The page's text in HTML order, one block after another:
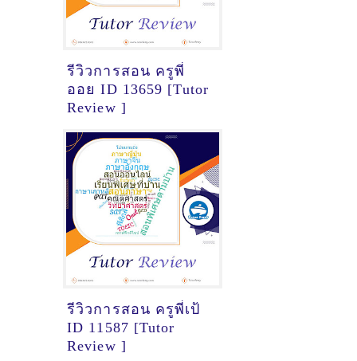
รีวิวการสอน ครูพี่
ออย ID 13659 [Tutor
Review ]
รีวิวการสอน ครูพี่เป้
ID 11587 [Tutor
Review ]